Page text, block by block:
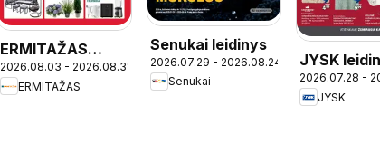
ERMITAŽAS
leidinys
2026.08.03 - 2026.08.31
ERMITAŽAS
Senukai leidinys
2026.07.29 - 2026.08.24
Senukai
JYSK
2026.07.28 -
JYSK